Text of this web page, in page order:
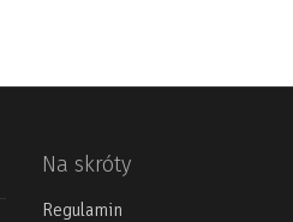
Na skróty
Regulamin